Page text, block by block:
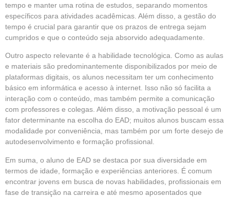
tempo e manter uma rotina de estudos, separando momentos
específicos para atividades acadêmicas. Além disso, a gestão do
tempo é crucial para garantir que os prazos de entrega sejam
cumpridos e que o conteúdo seja absorvido adequadamente.
Outro aspecto relevante é a habilidade tecnológica. Como as aulas
e materiais são predominantemente disponibilizados por meio de
plataformas digitais, os alunos necessitam ter um conhecimento
básico em informática e acesso à internet. Isso não só facilita a
interação com o conteúdo, mas também permite a comunicação
com professores e colegas. Além disso, a motivação pessoal é um
fator determinante na escolha do EAD; muitos alunos buscam essa
modalidade por conveniência, mas também por um forte desejo de
autodesenvolvimento e formação profissional.
Em suma, o aluno de EAD se destaca por sua diversidade em
termos de idade, formação e experiências anteriores. É comum
encontrar jovens em busca de novas habilidades, profissionais em
fase de transição na carreira e até mesmo aposentados que